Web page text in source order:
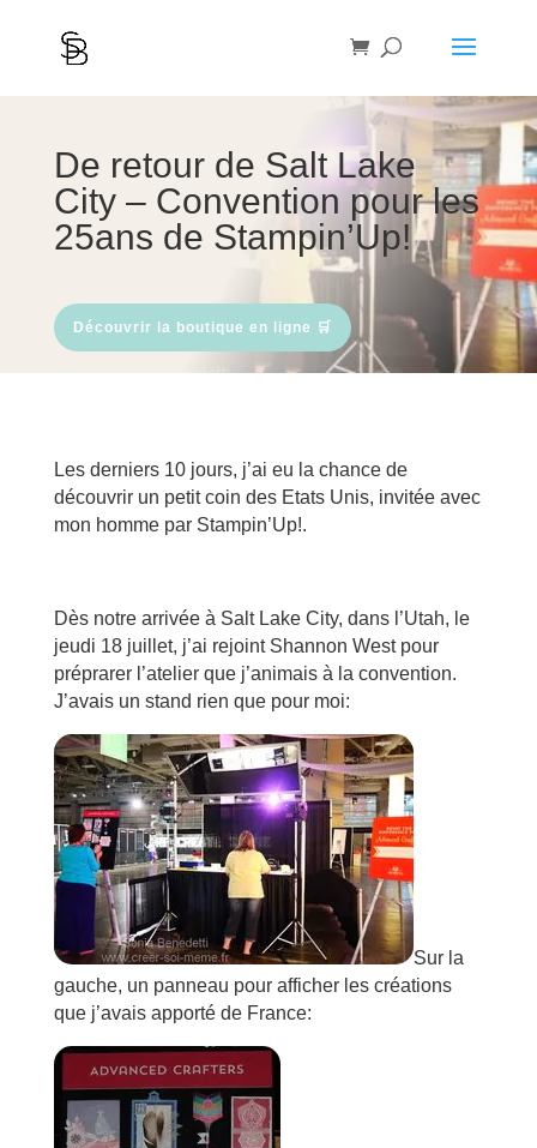
De retour de Salt Lake
City – Convention pour les
25ans de Stampin’Up!
Découvrir la boutique en ligne 🛒
Les derniers 10 jours, j’ai eu la chance de
découvrir un petit coin des Etats Unis, invitée avec
mon homme par Stampin’Up!.
Dès notre arrivée à Salt Lake City, dans l’Utah, le
jeudi 18 juillet, j’ai rejoint Shannon West pour
préprarer l’atelier que j’animais à la convention.
J’avais un stand rien que pour moi:
Sur la
gauche, un panneau pour afficher les créations
que j’avais apporté de France: